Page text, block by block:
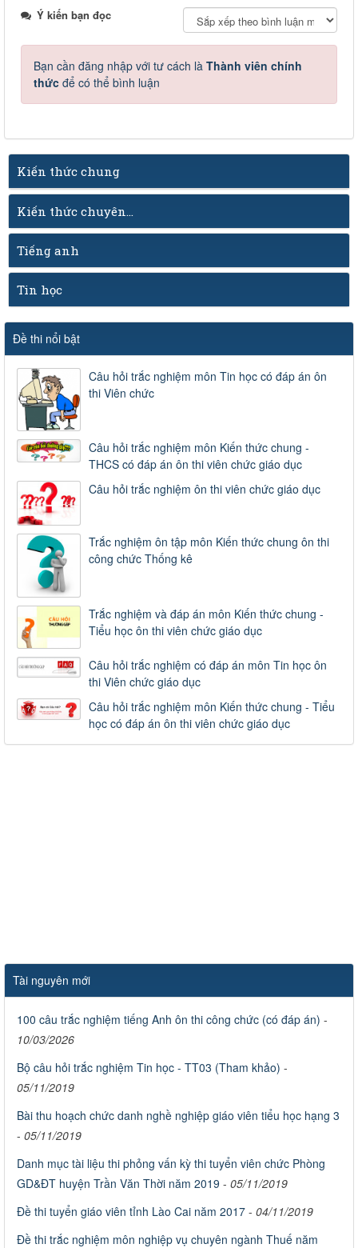
Ý kiến bạn đọc
Bạn cần đăng nhập với tư cách là Thành viên chính
thức để có thể bình luận
Kiến thức chung
Kiến thức chuyên...
Tiếng anh
Tin học
Đề thi nổi bật
Câu hỏi trắc nghiệm môn Tin học có đáp án ôn
thi Viên chức
Câu hỏi trắc nghiệm môn Kiến thức chung -
THCS có đáp án ôn thi viên chức giáo dục
Câu hỏi trắc nghiệm ôn thi viên chức giáo dục
Trắc nghiệm ôn tập môn Kiến thức chung ôn thi
công chức Thống kê
Trắc nghiệm và đáp án môn Kiến thức chung -
Tiểu học ôn thi viên chức giáo dục
Câu hỏi trắc nghiệm có đáp án môn Tin học ôn
thi Viên chức giáo dục
Câu hỏi trắc nghiệm môn Kiến thức chung - Tiểu
học có đáp án ôn thi viên chức giáo dục
Tài nguyên mới
100 câu trắc nghiệm tiếng Anh ôn thi công chức (có đáp án) -
10/03/2026
Bộ câu hỏi trắc nghiệm Tin học - TT03 (Tham khảo) -
05/11/2019
Bài thu hoạch chức danh nghề nghiệp giáo viên tiểu học hạng 3
- 05/11/2019
Danh mục tài liệu thi phỏng vấn kỳ thi tuyển viên chức Phòng
GD&ĐT huyện Trần Văn Thời năm 2019 - 05/11/2019
Đề thi tuyển giáo viên tỉnh Lào Cai năm 2017 - 04/11/2019
Đề thi trắc nghiệm môn nghiệp vụ chuyên ngành Thuế năm